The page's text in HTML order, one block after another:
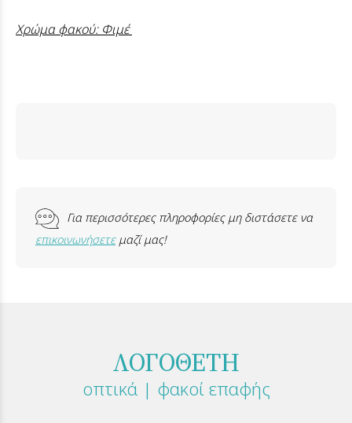
Χρώμα φακού: Φιμέ
Για περισσότερες πληροφορίες μη διστάσετε να
επικοινωνήσετεμαζί μας!
ΛΟΓΟΘΕΤΗ
οπτικά | φακοί επαφής